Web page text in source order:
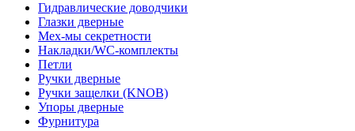
Гидравлические доводчики
Глазки дверные
Мех-мы секретности
Накладки/WC-комплекты
Петли
Ручки дверные
Ручки защелки (KNOB)
Упоры дверные
Фурнитура